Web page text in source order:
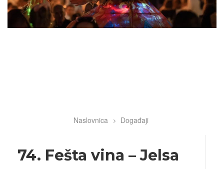
BreadcrumbNaslovnica Događaji
74. Fešta vina – Jelsa